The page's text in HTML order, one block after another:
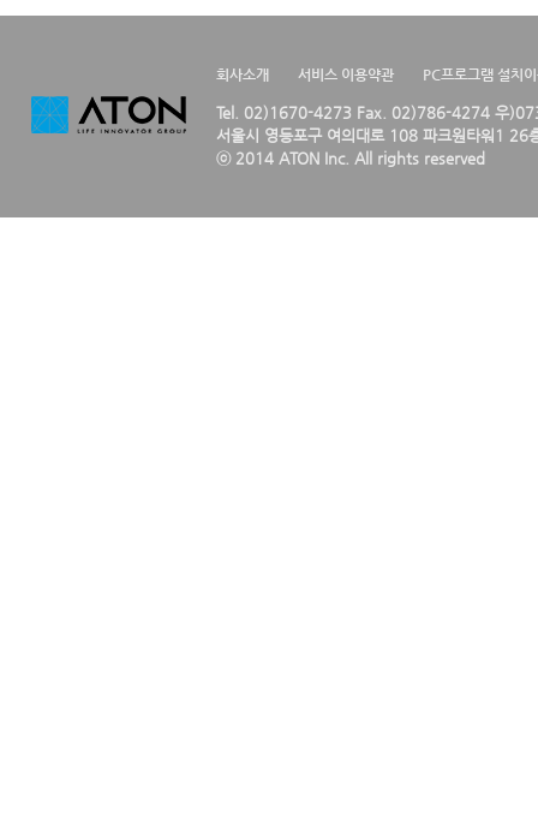
회사소개 서비스 이용약관 PC프로그램 설치
Tel. 02)1670-4273 Fax. 02)786-4274 우
서울시 영등포구 여의대로 108 파크원타워1 26
ⓒ 2014 ATON Inc. All rights reserved